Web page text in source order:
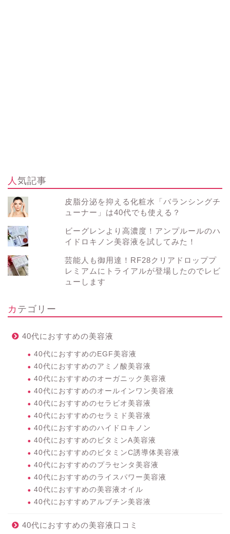
人気記事
皮脂分泌を抑える化粧水「バランシングチ
ューナー」は40代でも使える？
ビーグレンより高濃度！アンプルールのハ
イドロキノン美容液を試してみた！
芸能人も御用達！RF28クリアドロッププ
レミアムにトライアルが登場したのでレビ
ューします
カテゴリー
40代におすすめの美容液
40代におすすめのEGF美容液
40代におすすめのアミノ酸美容液
40代におすすめのオーガニック美容液
40代におすすめのオールインワン美容液
40代におすすめのセラビオ美容液
40代におすすめのセラミド美容液
40代におすすめのハイドロキノン
40代におすすめのビタミンA美容液
40代におすすめのビタミンC誘導体美容液
40代におすすめのプラセンタ美容液
40代におすすめのライスパワー美容液
40代におすすめの美容液オイル
40代におすすめアルブチン美容液
40代におすすめの美容液口コミ